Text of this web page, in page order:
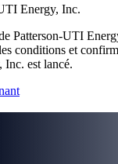
Energy, Inc.
Patterson-UTI
conditions et
Inc. est lancé.